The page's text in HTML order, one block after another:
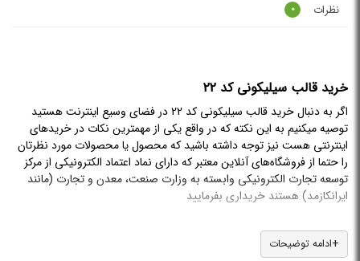
نظرات
0
خرید قالب سیلیکونی کد 22
اگر به دنبال خرید قالب سیلیکونی کد 22 در فضای وسیع اینترنت هستید
توصیه میکنیم به این نکته که در واقع یکی از مهمترین نکات در خریدهای
اینترنتی هست نیز توجه داشته باشید که محصول یا محصولات مورد نظرتان
را حتما از فروشگاه‌های آنلاین معتبر که دارای نماد اعتماد الکترونیکی از مرکز
توسعه تجارت الکترونیکی وابسته به وزارت صنعت، معدن و تجارت (مانند
ایرانکازمد) هستند خریداری بفرمایید
داشتن نماد اعتماد الکترونیکی دقیقا به این معناست که شما میتوانید با خیال
راحت و به صورت آنلاین خریدهای خود را از یک وبسایت انجام دهید و اگر
ادامه توضیحات